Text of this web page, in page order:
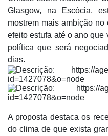
Glasgow, na Escócia,
mostrem mais ambição
efeito estufa até o ano que
política que será
dias.
A proposta destaca os
do clima de que exista